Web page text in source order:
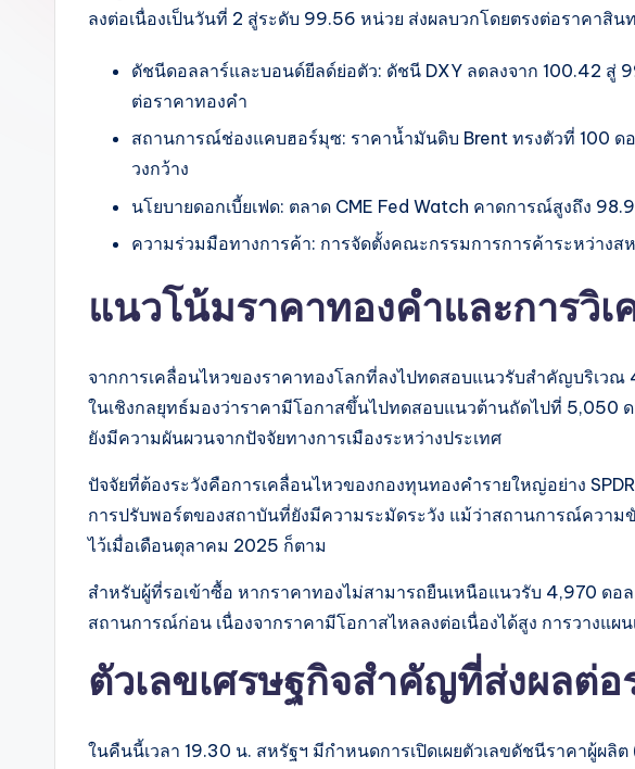
ลงต่อเนื่องเป็นวันที่ 2 สู่ระดับ 99.56 หน่วย ส่งผลบวกโดยตรงต่อราคา
ดัชนีดอลลาร์และบอนด์ยีลด์ย่อตัว: ดัชนี DXY ลดลงจาก 100.42 สู่
ต่อราคาทองคำ
สถานการณ์ช่องแคบฮอร์มุซ: ราคาน้ำมันดิบ Brent ทรงตัวที่ 100 ด
วงกว้าง
นโยบายดอกเบี้ยเฟด: ตลาด CME Fed Watch คาดการณ์สูงถึง
ความร่วมมือทางการค้า: การจัดตั้งคณะกรรมการการค้าระหว่างส
แนวโน้มราคาทองคำและการวิเ
จากการเคลื่อนไหวของราคาทองโลกที่ลงไปทดสอบแนวรับสำคัญบริเว
ในเชิงกลยุทธ์มองว่าราคามีโอกาสขึ้นไปทดสอบแนวต้านถัดไปที่ 5,050
ยังมีความผันผวนจากปัจจัยทางการเมืองระหว่างประเทศ
ปัจจัยที่ต้องระวังคือการเคลื่อนไหวของกองทุนทองคำรายใหญ่อย่าง
การปรับพอร์ตของสถาบันที่ยังมีความระมัดระวัง แม้ว่าสถานการณ์ควา
ไว้เมื่อเดือนตุลาคม 2025 ก็ตาม
สำหรับผู้ที่รอเข้าซื้อ หากราคาทองไม่สามารถยืนเหนือแนวรับ 4,970 ด
สถานการณ์ก่อน เนื่องจากราคามีโอกาสไหลลงต่อเนื่องได้สูง การวางแ
ตัวเลขเศรษฐกิจสำคัญที่ส่งผลต่อ
ในคืนนี้เวลา 19.30 น. สหรัฐฯ มีกำหนดการเปิดเผยตัวเลขดัชนีราคาผู้ผ